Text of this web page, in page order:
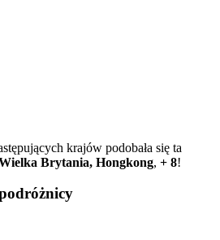
krajów podobała się ta
Brytania, Hongkong, + 8!